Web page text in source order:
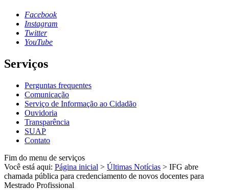
Facebook
Instagram
Twitter
YouTube
Serviços
Perguntas frequentes
Comunicação
Serviço de Informação ao Cidadão
Ouvidoria
Transparência
SUAP
Contato
Fim do menu de serviços
Você está aqui: Página inicial > Últimas Notícias > IFG abre
chamada pública para credenciamento de novos docentes para
Mestrado Profissional